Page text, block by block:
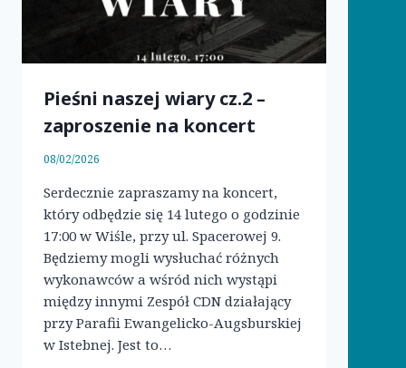
Pieśni naszej wiary cz.2 –
zaproszenie na koncert
08/02/2026
Serdecznie zapraszamy na koncert,
który odbędzie się 14 lutego o godzinie
17:00 w Wiśle, przy ul. Spacerowej 9.
Będziemy mogli wysłuchać różnych
wykonawców a wśród nich wystąpi
między innymi Zespół CDN działający
przy Parafii Ewangelicko-Augsburskiej
w Istebnej. Jest to…